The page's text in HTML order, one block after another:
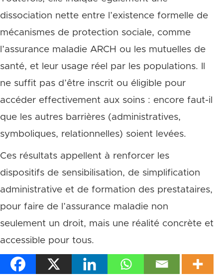
dissociation nette entre l’existence formelle de
mécanismes de protection sociale, comme
l’assurance maladie ARCH ou les mutuelles de
santé, et leur usage réel par les populations. Il
ne suffit pas d’être inscrit ou éligible pour
accéder effectivement aux soins : encore faut-il
que les autres barrières (administratives,
symboliques, relationnelles) soient levées.
Ces résultats appellent à renforcer les
dispositifs de sensibilisation, de simplification
administrative et de formation des prestataires,
pour faire de l’assurance maladie non
seulement un droit, mais une réalité concrète et
accessible pour tous.